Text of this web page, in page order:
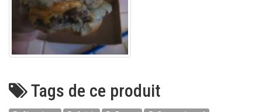
Tags de ce produit